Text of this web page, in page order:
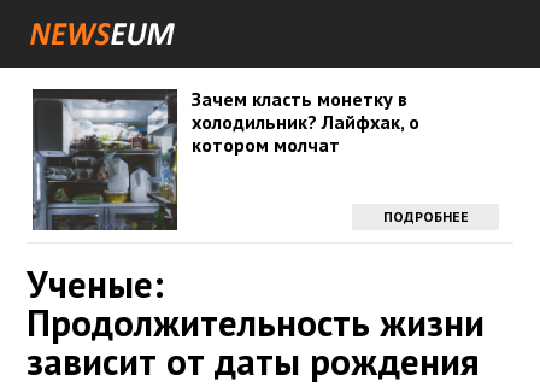
Зачем класть монетку в
холодильник? Лайфхак, о
котором молчат
ПОДРОБНЕЕ
Ученые:
Продолжительность жизни
зависит от даты рождения